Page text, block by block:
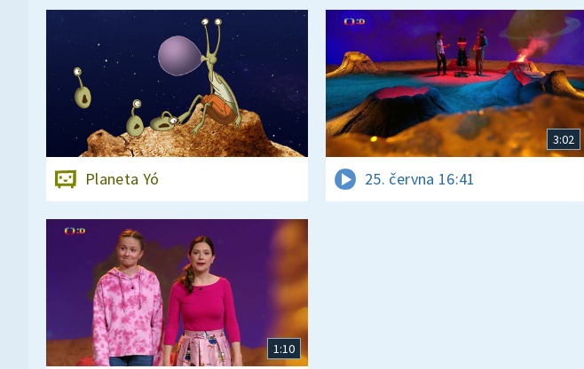
Planeta Yó
3:02
25. června 16:41
1:10